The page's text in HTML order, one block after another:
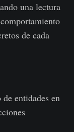
una lectura
de cada
entidades en